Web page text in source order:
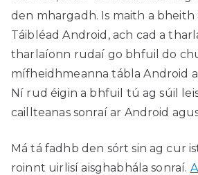
den mhargadh. Is maith a bheith
Táibléad Android, ach cad a
tharlaíonn rudaí go bhfuil do
mífheidhmeanna tábla Android
Ní rud éigin a bhfuil tú ag súil
caillteanas sonraí ar Android
Má tá fadhb den sórt sin ag cur
roinnt uirlisí aisghabhála sonraí.